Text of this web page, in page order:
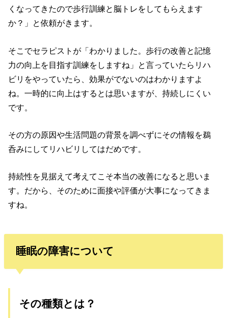
くなってきたので歩行訓練と脳トレをしてもらえます
か？」と依頼がきます。
そこでセラピストが「わかりました。歩行の改善と記憶
力の向上を目指す訓練をしますね」と言っていたらリハ
ビリをやっていたら、効果がでないのはわかりますよ
ね。一時的に向上はするとは思いますが、持続しにくい
です。
その方の原因や生活問題の背景を調べずにその情報を鵜
呑みにしてリハビリしてはだめです。
持続性を見据えて考えてこそ本当の改善になると思いま
す。だから、そのために面接や評価が大事になってきま
すね。
睡眠の障害について
その種類とは？